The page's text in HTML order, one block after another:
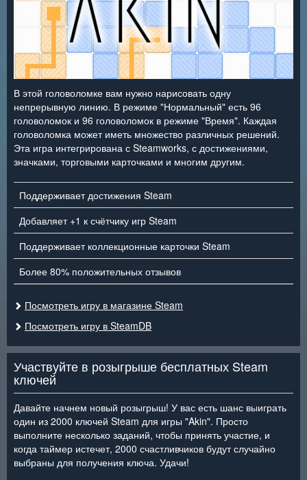
В этой головоломке вам нужно нарисовать одну
непрерывную линию. В режиме "Нормальный" есть 96
головоломок и 96 головоломок в режиме "Время". Каждая
головоломка может иметь множество различных решений.
Эта игра интегрирована с Steamworks, с достижениями,
значками, торговыми карточками и многим другим.
Поддерживает достижения Steam
Добавляет +1 к счётчику игр Steam
Поддерживает коллекционные карточки Steam
Более 80% положительных отзывов
Посмотреть игру в магазине Steam
Посмотреть игру в SteamDB
Участвуйте в розыгрыше бесплатных Steam
ключей
Давайте начнем новый розыгрыш! У вас есть шанс выиграть
один из 2000 ключей Steam для игры "Akin". Просто
выполните несколько заданий, чтобы принять участие, и
когда таймер истечет, 2000 счастливчиков будут случайно
выбраны для получения ключа. Удачи!